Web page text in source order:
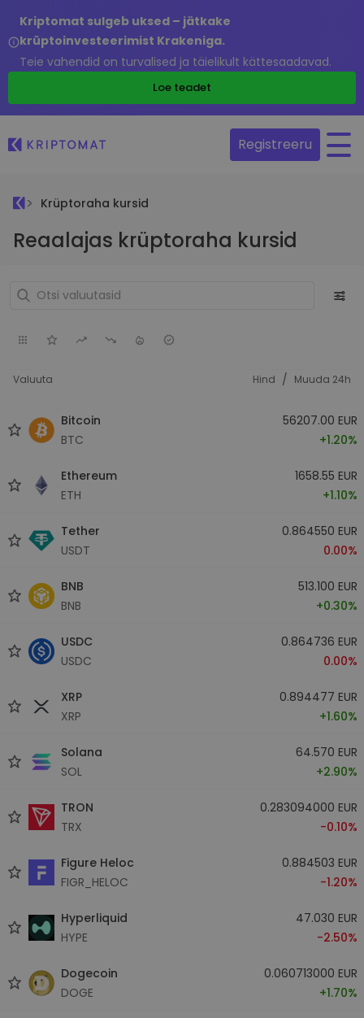
Kriptomat sulgeb uksed – jätkake
krüptoinvesteerimist Krakeniga.
Teie vahendid on turvalised ja täielikult kättesaadavad.
Loe teadet
Registreeru
Krüptoraha kursid
Reaalajas krüptoraha kursid
Valuuta Hind / Muuda 24h
Bitcoin
BTC
56207.00 EUR
+1.20%
Ethereum
ETH
1658.55 EUR
+1.10%
Tether
USDT
0.864550 EUR
0.00%
BNB
BNB
513.100 EUR
+0.30%
USDC
USDC
0.864736 EUR
0.00%
XRP
XRP
0.894477 EUR
+1.60%
Solana
SOL
64.570 EUR
+2.90%
TRON
TRX
0.283094000 EUR
-0.10%
Figure Heloc
FIGR_HELOC
0.884503 EUR
-1.20%
Hyperliquid
HYPE
47.030 EUR
-2.50%
Dogecoin
DOGE
0.060713000 EUR
+1.70%